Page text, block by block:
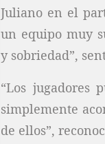
Juliano en el
un equipo muy
y sobriedad”,
“Los jugadores
simplemente
de ellos”,